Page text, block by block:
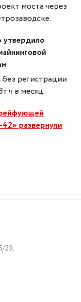
моста через
утвердило
регистрации
в месяц.
развернули
23,